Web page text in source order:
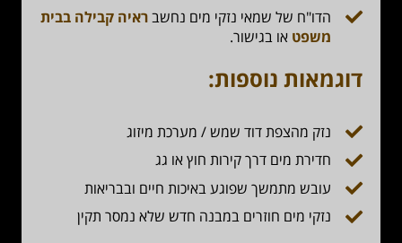
הדו"ח של שמאי נזקי מים נחשבראיה קבילה בבית
משפט או בגישור.
דוגמאות נוספות:
נזק מהצפת דוד שמש / מערכת מיזוג
חדירת מים דרך קירות חוץ או גג
עובש מתמשך שפוגע באיכות חיים ובבריאות
נזקי מים חוזרים במבנה חדש שלא נמסר תקין